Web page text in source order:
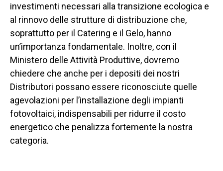
investimenti necessari alla transizione ecologica e
al rinnovo delle strutture di distribuzione che,
soprattutto per il Catering e il Gelo, hanno
un’importanza fondamentale. Inoltre, con il
Ministero delle Attività Produttive, dovremo
chiedere che anche per i depositi dei nostri
Distributori possano essere riconosciute quelle
agevolazioni per l’installazione degli impianti
fotovoltaici, indispensabili per ridurre il costo
energetico che penalizza fortemente la nostra
categoria.